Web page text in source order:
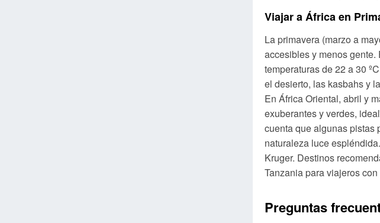
Viajar a África en
La primavera (marzo a
accesibles y menos
temperaturas de 22 a 30
el desierto, las kasbahs y
En África Oriental, abril y
exuberantes y verdes,
cuenta que algunas pistas
naturaleza luce
Kruger. Destinos
Tanzania para viajeros
Preguntas